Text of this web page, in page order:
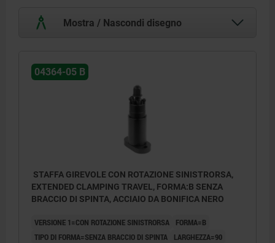
Mostra / Nascondi disegno
04364-05 B
STAFFA GIREVOLE CON ROTAZIONE SINISTRORSA,
EXTENDED CLAMPING TRAVEL, FORMA:B SENZA
BRACCIO DI SPINTA, ACCIAIO DA BONIFICA NERO
VERSIONE 1=CON ROTAZIONE SINISTRORSA
FORMA=B
TIPO DI FORMA=SENZA BRACCIO DI SPINTA
LARGHEZZA=90